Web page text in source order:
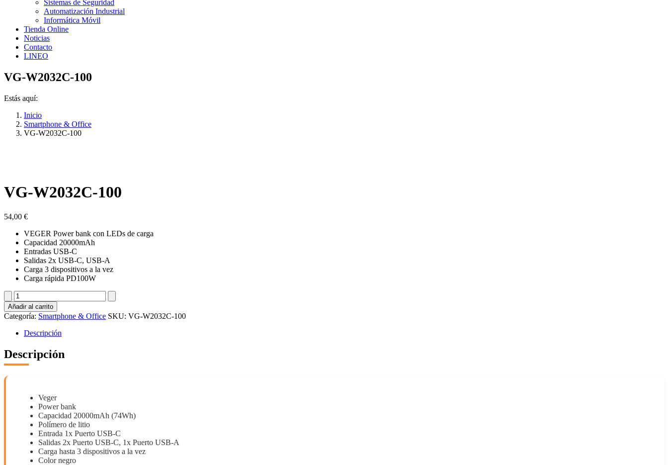
Sistemas de Seguridad
Automatización Industrial
Informática Móvil
Tienda Online
Noticias
Contacto
LINEO
VG-W2032C-100
Estás aquí:
Inicio
Smartphone & Office
VG-W2032C-100
VG-W2032C-100
54,00 €
VEGER Power bank con LEDs de carga
Capacidad 20000mAh
Entradas USB-C
Salidas 2x USB-C, USB-A
Carga 3 dispositivos a la vez
Carga rápida PD100W
VG-
W2032C-
100
cantidad
Añadir al carrito
Categoría: Smartphone & Office SKU: VG-W2032C-100
Descripción
Descripción
Veger
Power bank
Capacidad 20000mAh (74Wh)
Polímero de litio
Entrada 1x Puerto USB-C
Salidas 2x Puerto USB-C, 1x Puerto USB-A
Carga hasta 3 dispositivos a la vez
Color negro